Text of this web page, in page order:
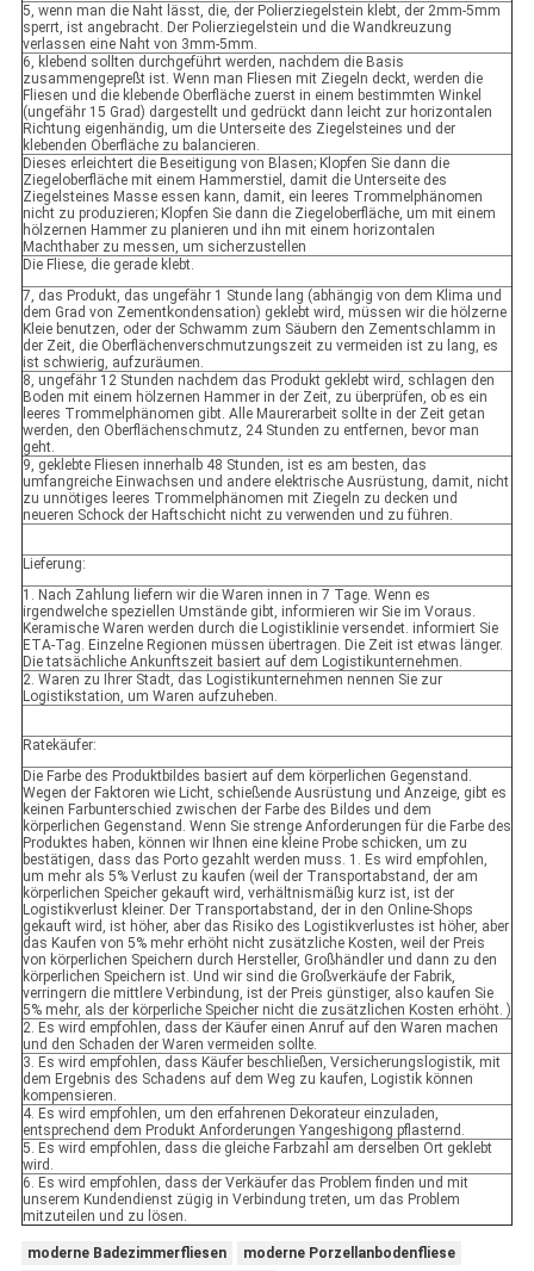
5, wenn man die Naht lässt, die, der Polierziegelstein klebt, der 2mm-5mm
sperrt, ist angebracht. Der Polierziegelstein und die Wandkreuzung
verlassen eine Naht von 3mm-5mm.
6, klebend sollten durchgeführt werden, nachdem die Basis
zusammengepreßt ist. Wenn man Fliesen mit Ziegeln deckt, werden die
Fliesen und die klebende Oberfläche zuerst in einem bestimmten Winkel
(ungefähr 15 Grad) dargestellt und gedrückt dann leicht zur horizontalen
Richtung eigenhändig, um die Unterseite des Ziegelsteines und der
klebenden Oberfläche zu balancieren.
Dieses erleichtert die Beseitigung von Blasen; Klopfen Sie dann die
Ziegeloberfläche mit einem Hammerstiel, damit die Unterseite des
Ziegelsteines Masse essen kann, damit, ein leeres Trommelphänomen
nicht zu produzieren; Klopfen Sie dann die Ziegeloberfläche, um mit einem
hölzernen Hammer zu planieren und ihn mit einem horizontalen
Machthaber zu messen, um sicherzustellen
Die Fliese, die gerade klebt.
7, das Produkt, das ungefähr 1 Stunde lang (abhängig von dem Klima und
dem Grad von Zementkondensation) geklebt wird, müssen wir die hölzerne
Kleie benutzen, oder der Schwamm zum Säubern den Zementschlamm in
der Zeit, die Oberflächenverschmutzungszeit zu vermeiden ist zu lang, es
ist schwierig, aufzuräumen.
8, ungefähr 12 Stunden nachdem das Produkt geklebt wird, schlagen den
Boden mit einem hölzernen Hammer in der Zeit, zu überprüfen, ob es ein
leeres Trommelphänomen gibt. Alle Maurerarbeit sollte in der Zeit getan
werden, den Oberflächenschmutz, 24 Stunden zu entfernen, bevor man
geht.
9, geklebte Fliesen innerhalb 48 Stunden, ist es am besten, das
umfangreiche Einwachsen und andere elektrische Ausrüstung, damit, nicht
zu unnötiges leeres Trommelphänomen mit Ziegeln zu decken und
neueren Schock der Haftschicht nicht zu verwenden und zu führen.
Lieferung:
1. Nach Zahlung liefern wir die Waren innen in 7 Tage. Wenn es
irgendwelche speziellen Umstände gibt, informieren wir Sie im Voraus.
Keramische Waren werden durch die Logistiklinie versendet. informiert Sie
ETA-Tag. Einzelne Regionen müssen übertragen. Die Zeit ist etwas länger.
Die tatsächliche Ankunftszeit basiert auf dem Logistikunternehmen.
2. Waren zu Ihrer Stadt, das Logistikunternehmen nennen Sie zur
Logistikstation, um Waren aufzuheben.
Ratekäufer:
Die Farbe des Produktbildes basiert auf dem körperlichen Gegenstand.
Wegen der Faktoren wie Licht, schießende Ausrüstung und Anzeige, gibt es
keinen Farbunterschied zwischen der Farbe des Bildes und dem
körperlichen Gegenstand. Wenn Sie strenge Anforderungen für die Farbe des
Produktes haben, können wir Ihnen eine kleine Probe schicken, um zu
bestätigen, dass das Porto gezahlt werden muss. 1. Es wird empfohlen,
um mehr als 5% Verlust zu kaufen (weil der Transportabstand, der am
körperlichen Speicher gekauft wird, verhältnismäßig kurz ist, ist der
Logistikverlust kleiner. Der Transportabstand, der in den Online-Shops
gekauft wird, ist höher, aber das Risiko des Logistikverlustes ist höher, aber
das Kaufen von 5% mehr erhöht nicht zusätzliche Kosten, weil der Preis
von körperlichen Speichern durch Hersteller, Großhändler und dann zu den
körperlichen Speichern ist. Und wir sind die Großverkäufe der Fabrik,
verringern die mittlere Verbindung, ist der Preis günstiger, also kaufen Sie
5% mehr, als der körperliche Speicher nicht die zusätzlichen Kosten erhöht. )
2. Es wird empfohlen, dass der Käufer einen Anruf auf den Waren machen
und den Schaden der Waren vermeiden sollte.
3. Es wird empfohlen, dass Käufer beschließen, Versicherungslogistik, mit
dem Ergebnis des Schadens auf dem Weg zu kaufen, Logistik können
kompensieren.
4. Es wird empfohlen, um den erfahrenen Dekorateur einzuladen,
entsprechend dem Produkt Anforderungen Yangeshigong pflasternd.
5. Es wird empfohlen, dass die gleiche Farbzahl am derselben Ort geklebt
wird.
6. Es wird empfohlen, dass der Verkäufer das Problem finden und mit
unserem Kundendienst zügig in Verbindung treten, um das Problem
mitzuteilen und zu lösen.
moderne Badezimmerfliesen
moderne Porzellanbodenfliese